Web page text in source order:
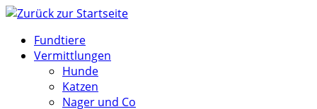
Zum
springenFundtiere
Vermittlungen
Hunde
Katzen
Nager und Co